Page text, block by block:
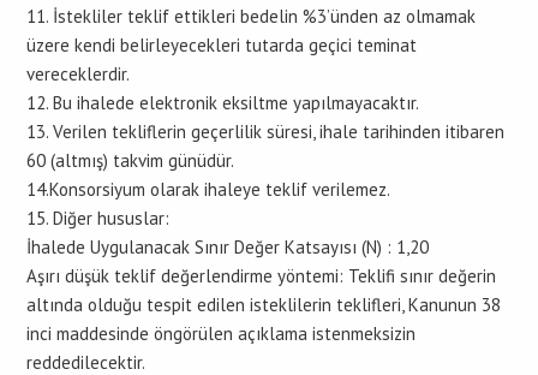
11. İstekliler teklif ettikleri bedelin %3’ünden az olmamak
üzere kendi belirleyecekleri tutarda geçici teminat
vereceklerdir.
12. Bu ihalede elektronik eksiltme yapılmayacaktır.
13. Verilen tekliflerin geçerlilik süresi, ihale tarihinden itibaren
60 (altmış) takvim günüdür.
14.Konsorsiyum olarak ihaleye teklif verilemez.
15. Diğer hususlar:
İhalede Uygulanacak Sınır Değer Katsayısı (N) : 1,20
Aşırı düşük teklif değerlendirme yöntemi: Teklifi sınır değerin
altında olduğu tespit edilen isteklilerin teklifleri, Kanunun 38
inci maddesinde öngörülen açıklama istenmeksizin
reddedilecektir.